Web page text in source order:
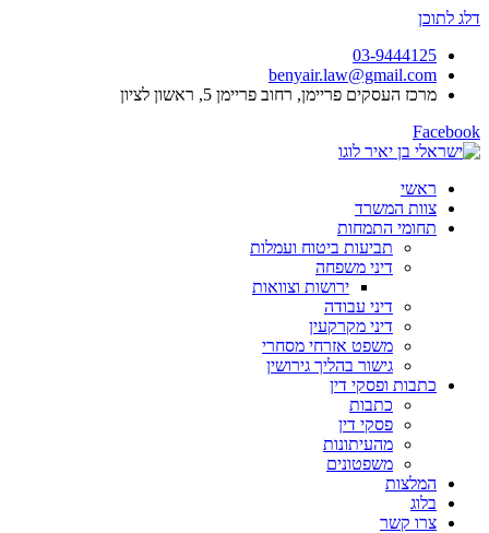
דלג לתוכן
03-9444125
benyair.law@gmail.com
מרכז העסקים פריימן, רחוב פריימן 5, ראשון לציון
Facebook
ראשי
צוות המשרד
תחומי התמחות
תביעות ביטוח ועמלות
דיני משפחה
ירושות וצוואות
דיני עבודה
דיני מקרקעין
משפט אזרחי מסחרי
גישור בהליך גירושין
כתבות ופסקי דין
כתבות
פסקי דין
מהעיתונות
משפטונים
המלצות
בלוג
צרו קשר